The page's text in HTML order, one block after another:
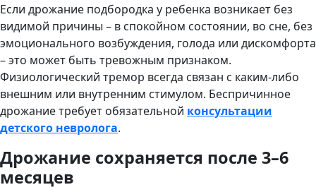
Если дрожание подбородка у ребенка возникает без
видимой причины – в спокойном состоянии, во сне, без
эмоционального возбуждения, голода или дискомфорта
– это может быть тревожным признаком.
Физиологический тремор всегда связан с каким-либо
внешним или внутренним стимулом. Беспричинное
дрожание требует обязательной консультации
детского невролога.
Дрожание сохраняется после 3–6
месяцев